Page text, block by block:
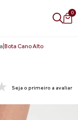
0
Bota Cano Alto
Seja o primeiro a avaliar